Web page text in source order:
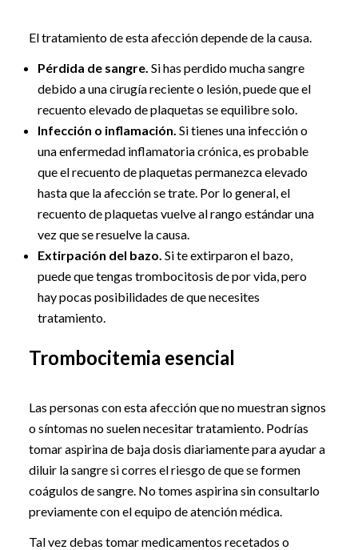
El tratamiento de esta afección depende de la causa.
Pérdida de sangre. Si has perdido mucha sangre
debido a una cirugía reciente o lesión, puede que el
recuento elevado de plaquetas se equilibre solo.
Infección o inflamación. Si tienes una infección o
una enfermedad inflamatoria crónica, es probable
que el recuento de plaquetas permanezca elevado
hasta que la afección se trate. Por lo general, el
recuento de plaquetas vuelve al rango estándar una
vez que se resuelve la causa.
Extirpación del bazo. Si te extirparon el bazo,
puede que tengas trombocitosis de por vida, pero
hay pocas posibilidades de que necesites
tratamiento.
Trombocitemia esencial
Las personas con esta afección que no muestran signos
o síntomas no suelen necesitar tratamiento. Podrías
tomar aspirina de baja dosis diariamente para ayudar a
diluir la sangre si corres el riesgo de que se formen
coágulos de sangre. No tomes aspirina sin consultarlo
previamente con el equipo de atención médica.
Tal vez debas tomar medicamentos recetados o